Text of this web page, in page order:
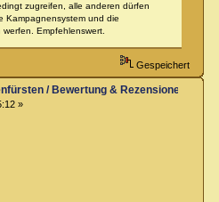
zugreifen, alle anderen dürfen
Kampagnensystem und die
Empfehlenswert.
Gespeichert
/ Bewertung & Rezensionen
»